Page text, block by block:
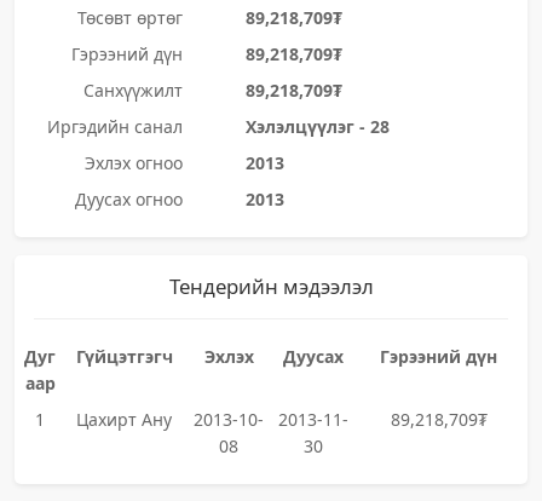
Төсөвт өртөг
89,218,709₮
Гэрээний дүн
89,218,709₮
Санхүүжилт
89,218,709₮
Иргэдийн санал
Хэлэлцүүлэг - 28
Эхлэх огноо
2013
Дуусах огноо
2013
Тендерийн мэдээлэл
Дуг
аар
Гүйцэтгэгч Эхлэх Дуусах Гэрээний дүн
1 Цахирт Ану
2013-10-
08
2013-11-
30
89,218,709₮